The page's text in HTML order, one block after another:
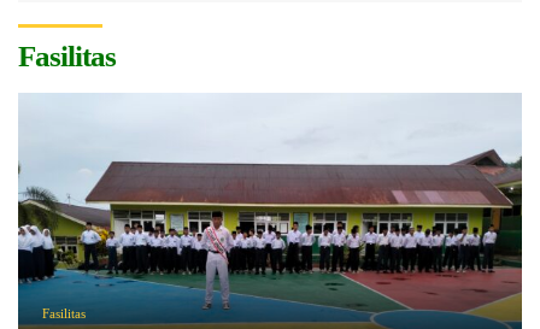
Fasilitas
Fasilitas